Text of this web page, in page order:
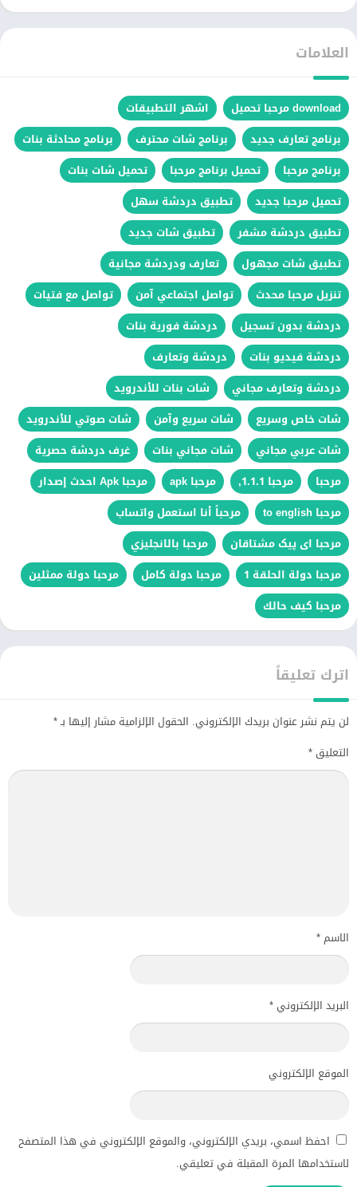
العلامات
download مرحبا تحميل
اشهر التطبيقات
برنامج تعارف جديد
برنامج شات محترف
برنامج محادثة بنات
برنامج مرحبا
تحميل برنامج مرحبا
تحميل شات بنات
تحميل مرحبا جديد
تطبيق دردشة سهل
تطبيق دردشة مشفر
تطبيق شات جديد
تطبيق شات مجهول
تعارف ودردشة مجانية
تنزيل مرحبا محدث
تواصل اجتماعي آمن
تواصل مع فتيات
دردشة بدون تسجيل
دردشة فورية بنات
دردشة فيديو بنات
دردشة وتعارف
دردشة وتعارف مجاني
شات بنات للأندرويد
شات خاص وسريع
شات سريع وآمن
شات صوتي للأندرويد
شات عربي مجاني
شات مجاني بنات
غرف دردشة حصرية
مرحبا
مرحبا 1.1.1, مرحبا apk
مرحبا Apk احدث إصدار
مرحبا to english
مرحباً أنا استعمل واتساب
مرحبا ای پیک مشتاقان
مرحبا بالانجليزي
مرحبا دولة الحلقة 1
مرحبا دولة كامل
مرحبا دولة ممثلين
مرحبا كيف حالك
اترك تعليقاً
لن يتم نشر عنوان بريدك الإلكتروني. الحقول الإلزامية مشار إليها بـ*
التعليق *
الاسم*
البريد الإلكتروني *
الموقع الإلكتروني
احفظ اسمي، بريدي الإلكتروني، والموقع الإلكتروني في هذا المتصفح
لاستخدامها المرة المقبلة في تعليقي.